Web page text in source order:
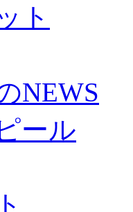
ト
NEWS
ール